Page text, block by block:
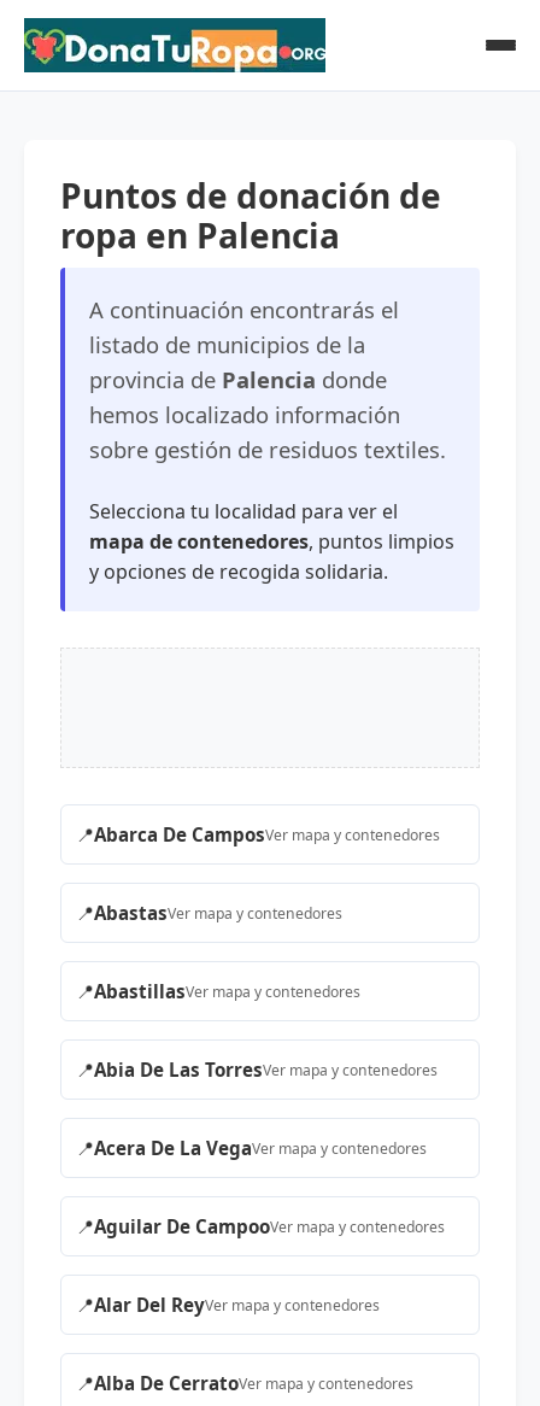
Puntos de donación de
ropa en Palencia
A continuación encontrarás el
listado de municipios de la
provincia de Palencia donde
hemos localizado información
sobre gestión de residuos textiles.
Selecciona tu localidad para ver el
mapa de contenedores, puntos limpios
y opciones de recogida solidaria.
📍Abarca De CamposVer mapa y contenedores
📍AbastasVer mapa y contenedores
📍AbastillasVer mapa y contenedores
📍Abia De Las TorresVer mapa y contenedores
📍Acera De La VegaVer mapa y contenedores
📍Aguilar De CampooVer mapa y contenedores
📍Alar Del ReyVer mapa y contenedores
📍Alba De CerratoVer mapa y contenedores